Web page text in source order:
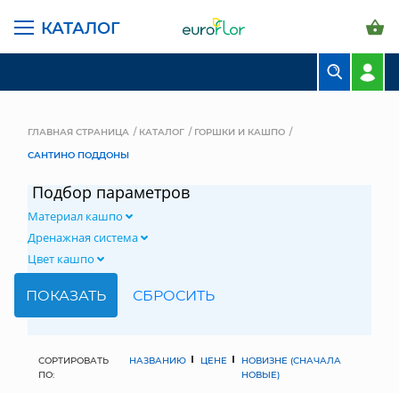
КАТАЛОГ
СВАДЕБНАЯ ФЛОРИСТИКА
КОМНАТНЫЕ РАСТЕНИЯ
ГЛАВНАЯ СТРАНИЦА КАТАЛОГ
ГОРШКИ И КАШПО
САНТИНО ПОДДОНЫ
Подбор параметров
Материал кашпо
Дренажная система
Цвет кашпо
СОРТИРОВАТЬ
ПО:
НАЗВАНИЮ ЦЕНЕ
НОВИЗНЕ (СНАЧАЛА
НОВЫЕ)